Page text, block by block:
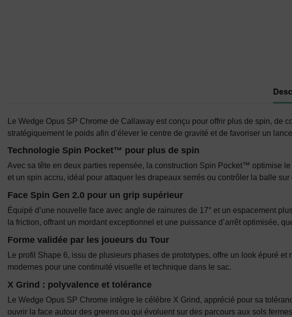
Le Wedge Opus SP Chrome de Callaway est conçu pour offrir plus de spin,
stratégiquement le poids afin d’élever le centre de gravité et de favoriser un
Technologie Spin Pocket™ pour plus de spin
Avec sa tête en deux parties repensée, la construction Spin Pocket™ optimise
et un spin accru, idéal pour attaquer les drapeaux serrés ou contrôler la balle
Face Spin Gen 2.0 pour un grip supérieur
Équipé d’une nouvelle face avec angle de rainures de 17° et un espacement
la friction, offrant un mordant exceptionnel et une puissance d’arrêt optimisée,
Forme validée par les joueurs du Tour
Le profil Shape 6, issu de plusieurs phases de prototypes, offre un look épuré
modernes pour une continuité visuelle et technique dans le sac.
X Grind : polyvalence et tolérance
Le Wedge Opus SP Chrome intègre le célèbre X Grind, apprécié pour sa
ouvrir la face autour des greens ou qui évoluent sur des parcours aux sols